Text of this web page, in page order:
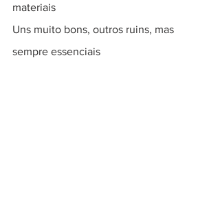
materiais
Uns muito bons, outros ruins, mas
sempre essenciais